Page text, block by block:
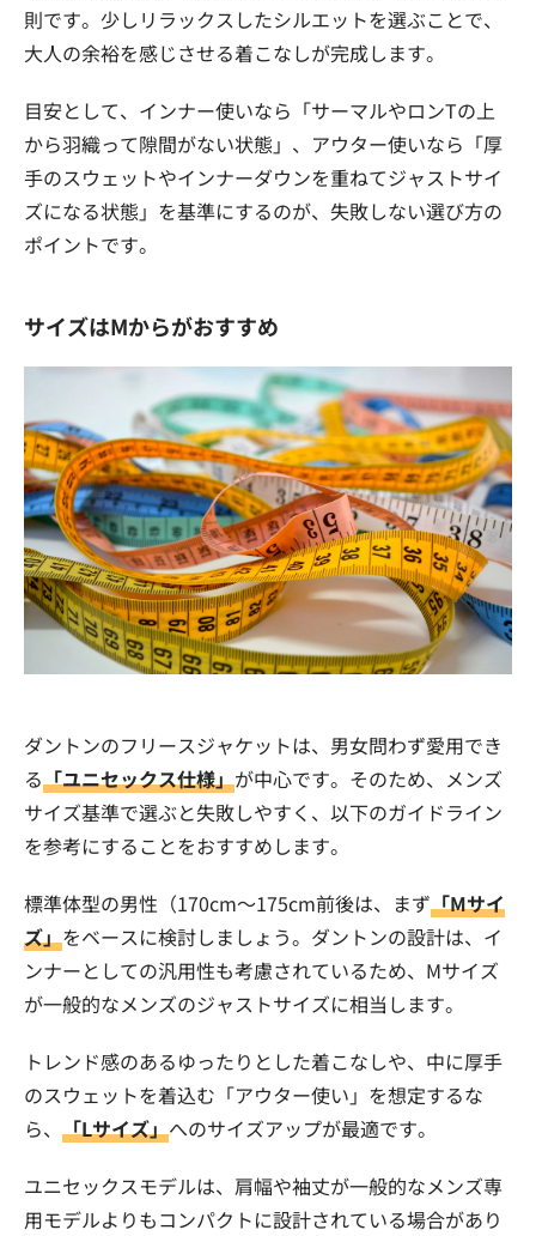
則です。少しリラックスしたシルエットを選ぶことで、
大人の余裕を感じさせる着こなしが完成します。
目安として、インナー使いなら「サーマルやロンTの上
から羽織って隙間がない状態」、アウター使いなら「厚
手のスウェットやインナーダウンを重ねてジャストサイ
ズになる状態」を基準にするのが、失敗しない選び方の
ポイントです。
サイズはMからがおすすめ
ダントンのフリースジャケットは、男女問わず愛用でき
る「ユニセックス仕様」が中心です。そのため、メンズ
サイズ基準で選ぶと失敗しやすく、以下のガイドライン
を参考にすることをおすすめします。
標準体型の男性（170cm〜175cm前後は、まず「Mサイ
ズ」をベースに検討しましょう。ダントンの設計は、イ
ンナーとしての汎用性も考慮されているため、Mサイズ
が一般的なメンズのジャストサイズに相当します。
トレンド感のあるゆったりとした着こなしや、中に厚手
のスウェットを着込む「アウター使い」を想定するな
ら、 「Lサイズ」へのサイズアップが最適です。
ユニセックスモデルは、肩幅や袖丈が一般的なメンズ専
用モデルよりもコンパクトに設計されている場合があり